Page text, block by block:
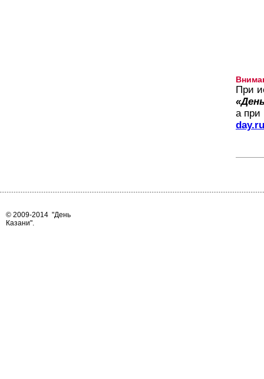
При
а при
day.ru
© 2009-2014 "День
Казани".